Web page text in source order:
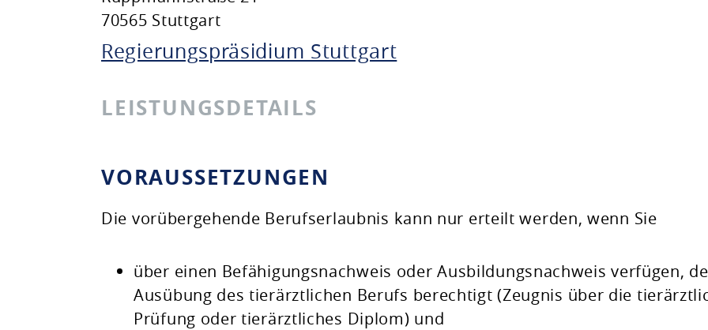
70565 Stuttgart
Regierungspräsidium Stuttgart
LEISTUNGSDETAILS
VORAUSSETZUNGEN
Die vorübergehende Berufserlaubnis kann nur erteilt werden, wenn Sie
über einen Befähigungsnachweis oder Ausbildungsnachweis verfügen,
Ausübung des tierärztlichen Berufs berechtigt (Zeugnis über die
Prüfung oder tierärztliches Diplom) und